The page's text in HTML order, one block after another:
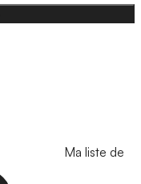
Ma liste de